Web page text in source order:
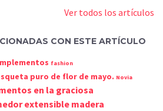
Ver todos los artículos
CON ESTE ARTÍCULO
fashion
puro de flor de mayo. Novia
en la graciosa
extensible madera